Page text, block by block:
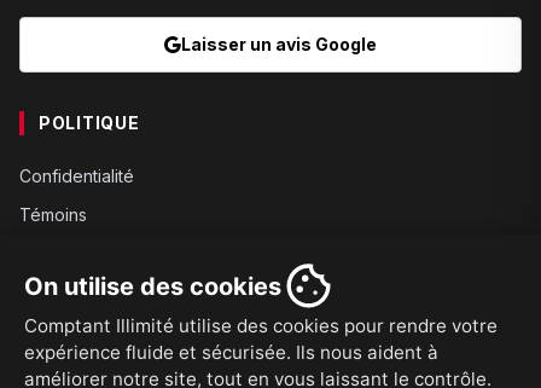
On utilise des cookies
Comptant Illimité utilise des cookies pour rendre votre
expérience fluide et sécurisée. Ils nous aident à
améliorer notre site, tout en vous laissant le contrôle.
Laisser un avis Google
POLITIQUE
Confidentialité
Témoins
Conditions
Expédition
Retours